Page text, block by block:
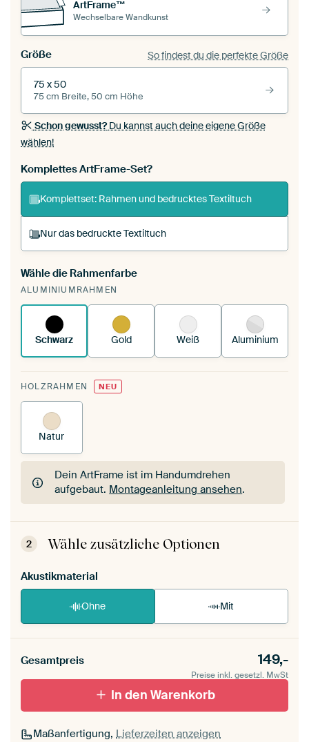
ArtFrame™
Wechselbare Wandkunst
Größe So findest du die perfekte Größe
75 x 50
75 cm Breite, 50 cm Höhe
Schon gewusst?Du kannst auch deine eigene Größe
wählen!
Komplettes ArtFrame-Set?
Komplettset: Rahmen und bedrucktes Textiltuch
Nur das bedruckte Textiltuch
Du spannst einen wechselbaren Textiltuch in
deinen vorhandenen ArtFrame™.
funktioniert es.
Wähle die Rahmenfarbe
ALUMINIUMRAHMEN
Schwarz Gold Weiß Aluminium
HOLZRAHMEN NEU
Natur
Dein ArtFrame ist im Handumdrehen
aufgebaut. Montageanleitung ansehen.
Dein ArtFrame ist im Handumdrehen
aufgebaut.Montageanleitung ansehen
2 Wähle zusätzliche Optionen
Akustikmaterial
Ohne Mit
Gesamtpreis 149,-
Preise inkl. gesetzl. MwSt
In den Warenkorb
Maßanfertigung, Lieferzeiten anzeigen